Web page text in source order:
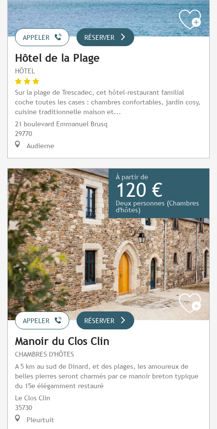
APPELER RÉSERVER
Hôtel de la Plage
HÔTEL
Sur la plage de Trescadec, cet hôtel-restaurant familial
coche toutes les cases : chambres confortables, jardin cosy,
cuisine traditionnelle maison et...
21 boulevard Emmanuel Brusq
29770
Audierne
À partir de
120 €
Deux personnes (Chambres
d'hôtes)
APPELER RÉSERVER
Manoir du Clos Clin
CHAMBRES D'HÔTES
A 5 km au sud de Dinard, et des plages, les amoureux de
belles pierres seront charmés par ce manoir breton typique
du 15e élégamment restauré
Le Clos Clin
35730
Pleurtuit